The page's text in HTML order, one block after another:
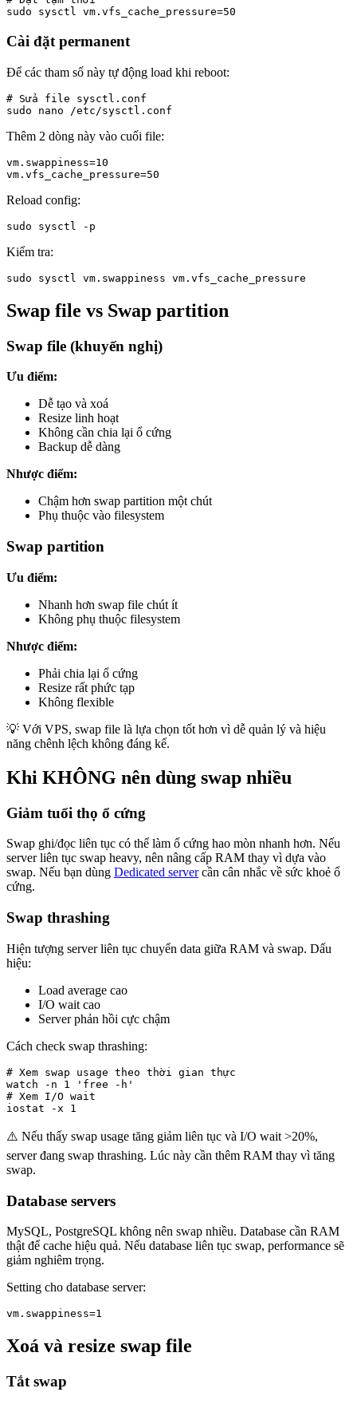
sudo sysctl vm.vfs_cache_pressure=50
Cài đặt permanent
Để các tham số này tự động load khi reboot:
# Sửa file sysctl.conf
sudo nano /etc/sysctl.conf
Thêm 2 dòng này vào cuối file:
vm.swappiness=10
vm.vfs_cache_pressure=50
Reload config:
sudo sysctl -p
Kiểm tra:
sudo sysctl vm.swappiness vm.vfs_cache_pressure
Swap file vs Swap partition
Swap file (khuyến nghị)
Ưu điểm:
Dễ tạo và xoá
Resize linh hoạt
Không cần chia lại ổ cứng
Backup dễ dàng
Nhược điểm:
Chậm hơn swap partition một chút
Phụ thuộc vào filesystem
Swap partition
Ưu điểm:
Nhanh hơn swap file chút ít
Không phụ thuộc filesystem
Nhược điểm:
Phải chia lại ổ cứng
Resize rất phức tạp
Không flexible
💡 Với VPS, swap file là lựa chọn tốt hơn vì dễ quản lý và hiệu
năng chênh lệch không đáng kể.
Khi KHÔNG nên dùng swap nhiều
Giảm tuổi thọ ổ cứng
Swap ghi/đọc liên tục có thể làm ổ cứng hao mòn nhanh hơn. Nếu
server liên tục swap heavy, nên nâng cấp RAM thay vì dựa vào
swap. Nếu bạn dùng Dedicated servercần cân nhắc về sức khoẻ ổ
cứng.
Swap thrashing
Hiện tượng server liên tục chuyển data giữa RAM và swap. Dấu
hiệu:
Load average cao
I/O wait cao
Server phản hồi cực chậm
Cách check swap thrashing:
# Xem swap usage theo thời gian thực
watch -n 1 'free -h'
# Xem I/O wait
iostat -x 1
⚠️ Nếu thấy swap usage tăng giảm liên tục và I/O wait >20%,
server đang swap thrashing. Lúc này cần thêm RAM thay vì tăng
swap.
Database servers
MySQL, PostgreSQL không nên swap nhiều. Database cần RAM
thật để cache hiệu quả. Nếu database liên tục swap, performance sẽ
giảm nghiêm trọng.
Setting cho database server:
vm.swappiness=1
Xoá và resize swap file
Tắt swap